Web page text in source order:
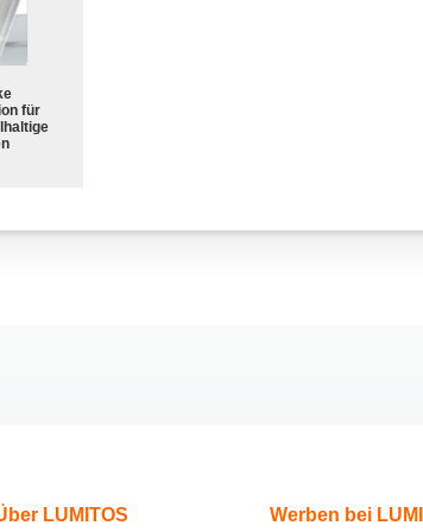
für
LUMITOS Werben bei